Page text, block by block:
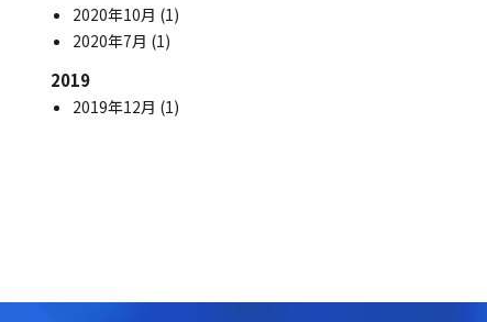
2020年10月 (1)
2020年7月 (1)
2019
2019年12月 (1)